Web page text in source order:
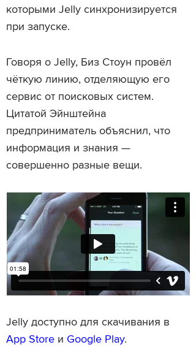
которыми Jelly синхронизируется
при запуске.
Говоря о Jelly, Биз Стоун провёл
чёткую линию, отделяющую его
сервис от поисковых систем.
Цитатой Эйнштейна
предприниматель объяснил, что
информация и знания —
совершенно разные вещи.
Jelly доступно для скачивания в
App Store и Google Play.